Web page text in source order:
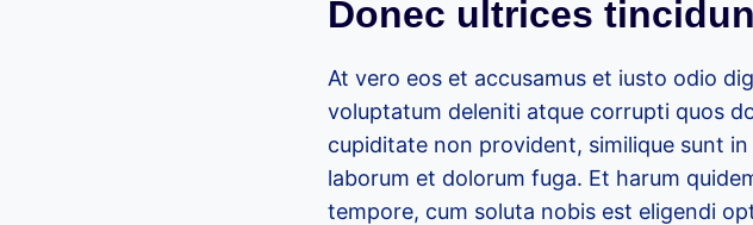
Donec ultrices
At vero eos et accusamus et iusto odio
voluptatum deleniti atque corrupti quos
cupiditate non provident, similique sunt
laborum et dolorum fuga. Et harum
tempore, cum soluta nobis est eligendi